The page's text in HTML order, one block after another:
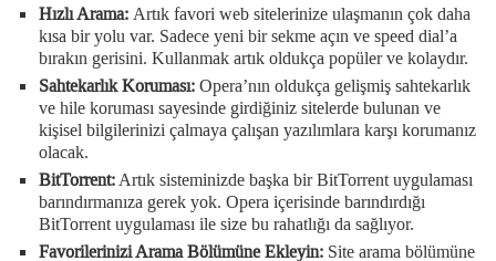
Hızlı Arama:Artık favori web sitelerinize ulaşmanın çok daha
kısa bir yolu var. Sadece yeni bir sekme açın ve speed dial’a
bırakın gerisini. Kullanmak artık oldukça popüler ve kolaydır.
Sahtekarlık Koruması:Opera’nın oldukça gelişmiş sahtekarlık
ve hile koruması sayesinde girdiğiniz sitelerde bulunan ve
kişisel bilgilerinizi çalmaya çalışan yazılımlara karşı korumanız
olacak.
BitTorrent:Artık sisteminizde başka bir BitTorrent uygulaması
barındırmanıza gerek yok. Opera içerisinde barındırdığı
BitTorrent uygulaması ile size bu rahatlığı da sağlıyor.
Favorilerinizi Arama Bölümüne Ekleyin: Site arama bölümüne